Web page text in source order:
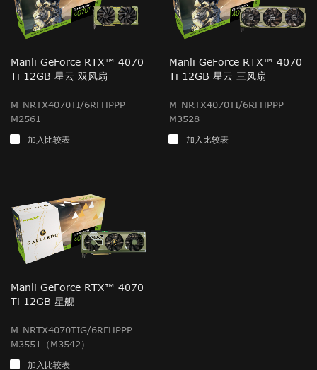
Manli GeForce RTX™ 4070
Ti 12GB 星云 双风扇
M-NRTX4070TI/6RFHPPP-
M2561
加入比较表
Manli GeForce RTX™ 4070
Ti 12GB 星云 三风扇
M-NRTX4070TI/6RFHPPP-
M3528
加入比较表
Manli GeForce RTX™ 4070
Ti 12GB 星舰
M-NRTX4070TIG/6RFHPPP-
M3551（M3542）
加入比较表